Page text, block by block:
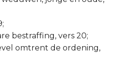
bestraffing, vers 20;
omtrent de ordening,